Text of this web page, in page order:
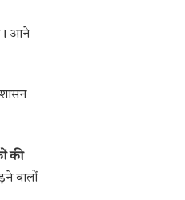
आने
की
वालों